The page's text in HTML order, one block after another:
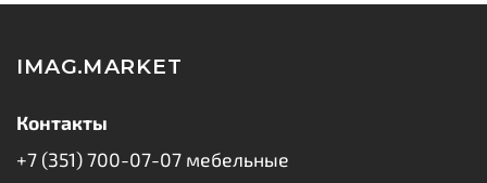
IMAG.MARKET
Контакты
+7 (351) 700-07-07 мебельные